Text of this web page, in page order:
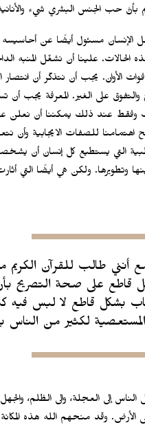
بأنَّ حب الجنس البشري شيء
الإنسان مسئول أيضًا عن أحاسيسه
علينا أن نشغّل المنبه
الأوان. يجب أن نتذكّر أن
على الغير. المعرفة يجب أن
وفقط عند ذلك يمكننا أن نعلن
اهتمامنا للصفات الايجابية وأن
التي يستطيع كل إنسان أن
وتطويرها. ولكن هي أيضًا التي
أنني طالب للقرآن
على صحة التصريح
بشكل قاطع لا لبس
لكثير من الناس
إلى العجلة، والى الظلم، والجهل،
وقد منحهم الله هذه المكانة